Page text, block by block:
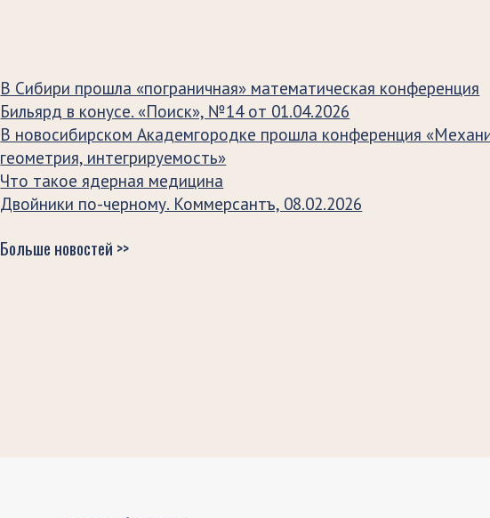
В Сибири прошла «пограничная» математическая конференция
Бильярд в конусе. «Поиск», №14 от 01.04.2026
В новосибирском Академгородке прошла конференция
геометрия, интегрируемость»
Что такое ядерная медицина
Двойники по-черному. Коммерсантъ, 08.02.2026
Больше новостей >>